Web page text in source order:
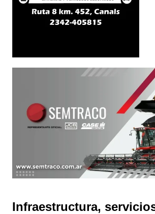
Infraestructura,